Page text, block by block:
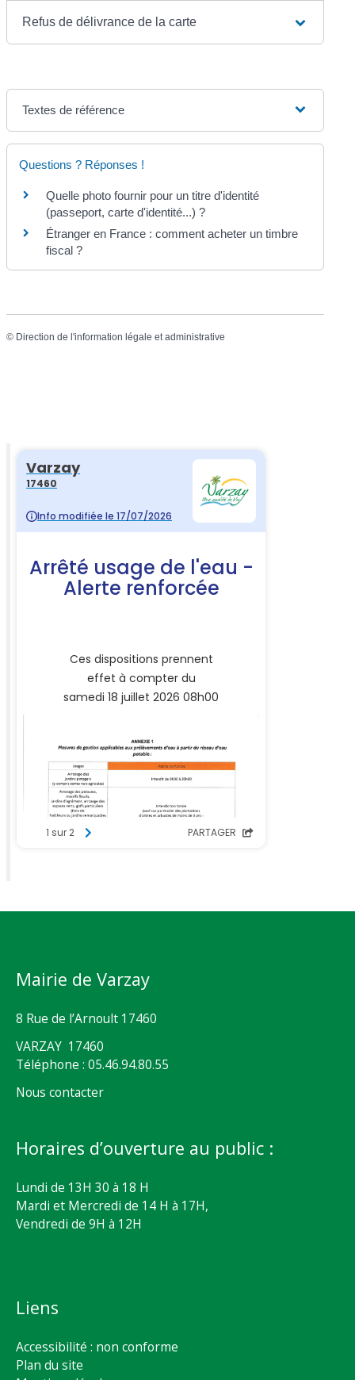
Refus de délivrance de la carte
Textes de référence
Questions ? Réponses !
Quelle photo fournir pour un titre d'identité
(passeport, carte d'identité...) ?
Étranger en France : comment acheter un timbre
fiscal ?
© Direction de l'information légale et administrative
Mairie de Varzay
8 Rue de l’Arnoult 17460
VARZAY 17460
Téléphone : 05.46.94.80.55
Nous contacter
Horaires d’ouverture au public :
Lundi de 13H 30 à 18 H
Mardi et Mercredi de 14 H à 17H,
Vendredi de 9H à 12H
Liens
Accessibilité : non conforme
Plan du site